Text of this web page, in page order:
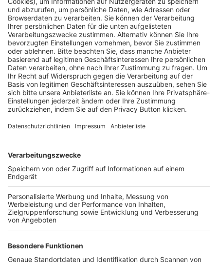
Pässe und Vereinswechsel
Trainerausbildung
Schulungsangebot Vereinsmitarbeiter
BFV-Geschäftsstellen
Trainerbörse
Login SpielPlus
FOLGE DEM BFV
TOP-VEREINE
TOP-PARTNER